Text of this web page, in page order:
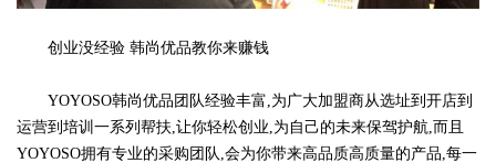
创业没经验 韩尚优品教你来赚钱
YOYOSO韩尚优品团队经验丰富,为广大加盟商从选址到开店到
运营到培训一系列帮扶,让你轻松创业,为自己的未来保驾护航,而且
YOYOSO拥有专业的采购团队,会为你带来高品质高质量的产品,每一